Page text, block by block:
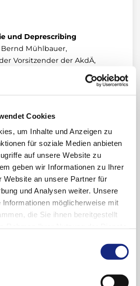
Cookies
um Inhalte und Anzeigen zu
für soziale Medien anbieten
auf unsere Website zu
geben wir Informationen zu Ihrer
Website an unsere Partner für
und Analysen weiter. Unsere
Informationen möglicherweise mit
die Sie ihnen bereitgestellt
Webseite weiterhin
und Deprescribing
Bernd Mühlbauer,
Vorsitzender der AkdÄ,
Vogt, Referentin
und
bei Kindern
h.c. Wolfgang Rascher,
der AkdÄ, Erlangen.
Dr. med. Bernd Mühlbauer.
Im Anschluss
kollegialen